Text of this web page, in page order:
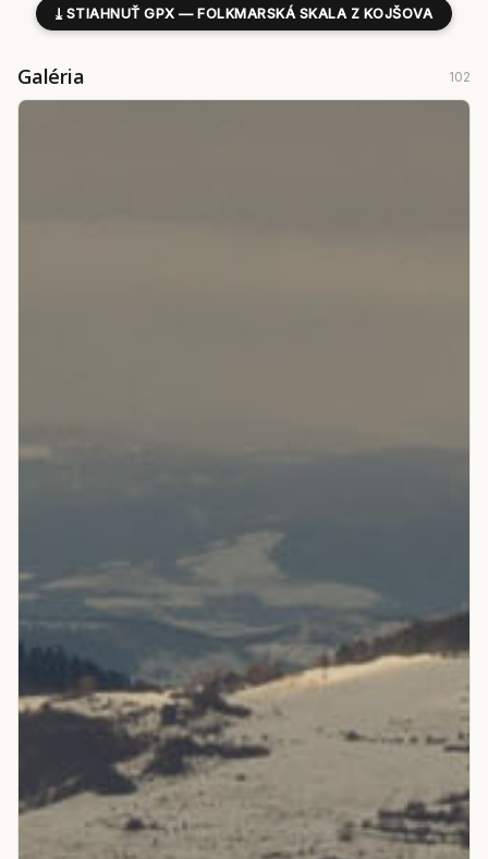
⤓ STIAHNUŤ GPX — FOLKMARSKÁ SKALA Z KOJŠOVA
Galéria 102